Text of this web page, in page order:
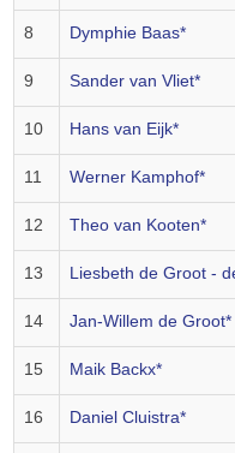
8 Dymphie Baas*
9 Sander van Vliet*
10 Hans van Eijk*
11 Werner Kamphof*
12 Theo van Kooten*
13 Liesbeth de Groot -
14 Jan-Willem de Groot*
15 Maik Backx*
16 Daniel Cluistra*